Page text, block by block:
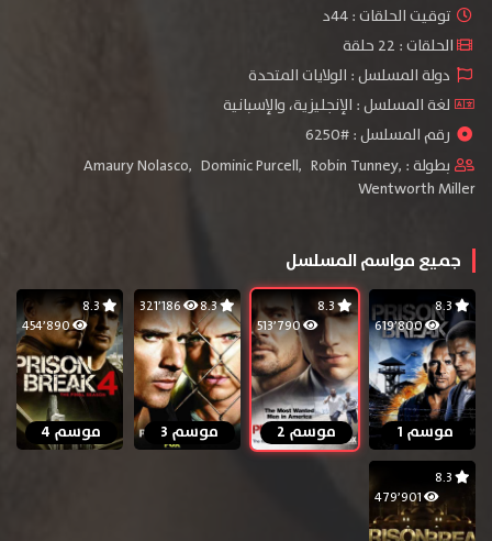
توقيت الحلقات : 44د
الحلقات : 22 حلقة
دولة المسلسل : الولايات المتحدة
لغة المسلسل : الإنجليزية، والإسبانية
رقم المسلسل : #6250
بطولة :
Amaury Nolasco, Dominic Purcell, Robin Tunney,
Wentworth Miller
جميع مواسم المسلسل
8.3
619٬800
موسم 1
8.3
513٬790
موسم 2
8.3 321٬186
موسم 3
8.3
454٬890
موسم 4